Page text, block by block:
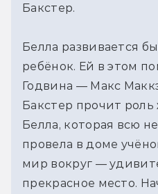
Бакстер.
Белла развивается
ребёнок. Ей в этом
Годвина — Макс
Бакстер прочит
Белла, которая всю
провела в доме
мир вокруг —
прекрасное место.